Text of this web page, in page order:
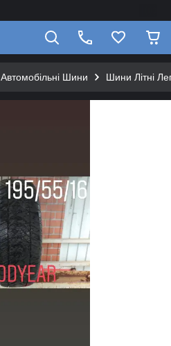
Автомобільні Шини Шини Літні